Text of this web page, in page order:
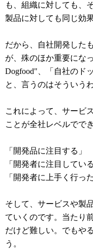
も、組織に対しても、
製品に対しても同じ効
だから、自社開発した
が、殊のほか重要にな
Dogfood"、「自社のド
と、言うのはそういう
これによって、サービ
ことが全社レベルでで
「開発品に注目する」
「開発者に注目してい
「開発者に上手く行っ
そして、サービスや製
ていくのです。当たり
だけど難しい。でもや
う。